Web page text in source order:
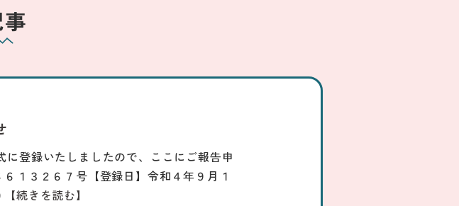
登録いたしましたので、ここにご報告申
１３２６７号【登録日】令和４年９月１
【続きを読む】